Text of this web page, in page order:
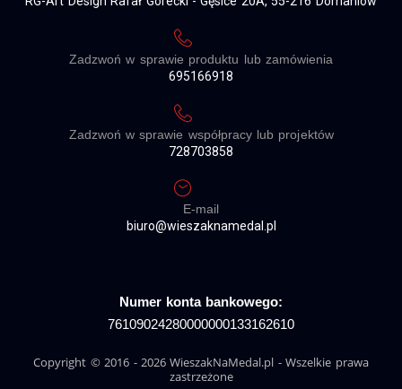
Zadzwoń w sprawie produktu lub zamówienia
695166918
Zadzwoń w sprawie współpracy lub projektów
728703858
E-mail
biuro@wieszaknamedal.pl
Numer konta bankowego:
76109024280000000133162610
Copyright © 2016 - 2026 WieszakNaMedal.pl - Wszelkie prawa
zastrzeżone